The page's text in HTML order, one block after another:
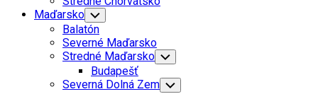
Maďarsko Toggle
Child
Menu
Balatón
Severné Maďarsko
Stredné Maďarsko Toggle
Child
Menu
Budapešť
Severná Dolná Zem Toggle